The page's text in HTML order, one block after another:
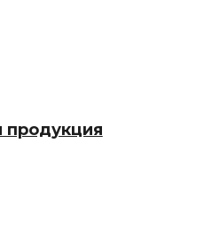
продукция